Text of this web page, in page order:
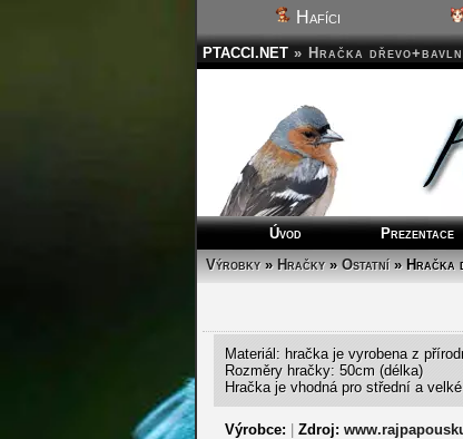
Hafíci
PTACCI.NET » Hračka
Úvod Prezentace
Výrobky»Hračky»Ostatní» Hračka
Materiál: hračka je vyrobena z
Rozměry hračky: 50cm (délka)
Hračka je vhodná pro střední a
Výrobce: Zdroj: